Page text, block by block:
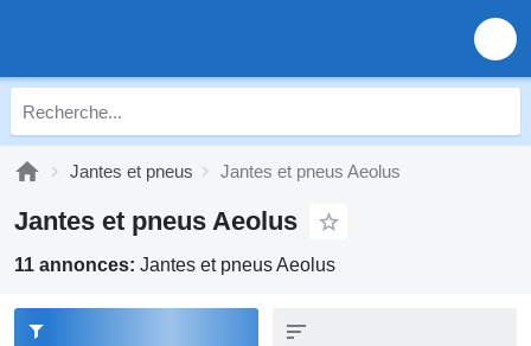
Jantes et pneus Jantes et pneus Aeolus
Jantes et pneus Aeolus
11 annonces: Jantes et pneus Aeolus